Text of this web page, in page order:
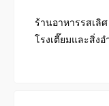
ร้านอาหารรสเลิศ
โรงเตี๊ยมและสิ่ง